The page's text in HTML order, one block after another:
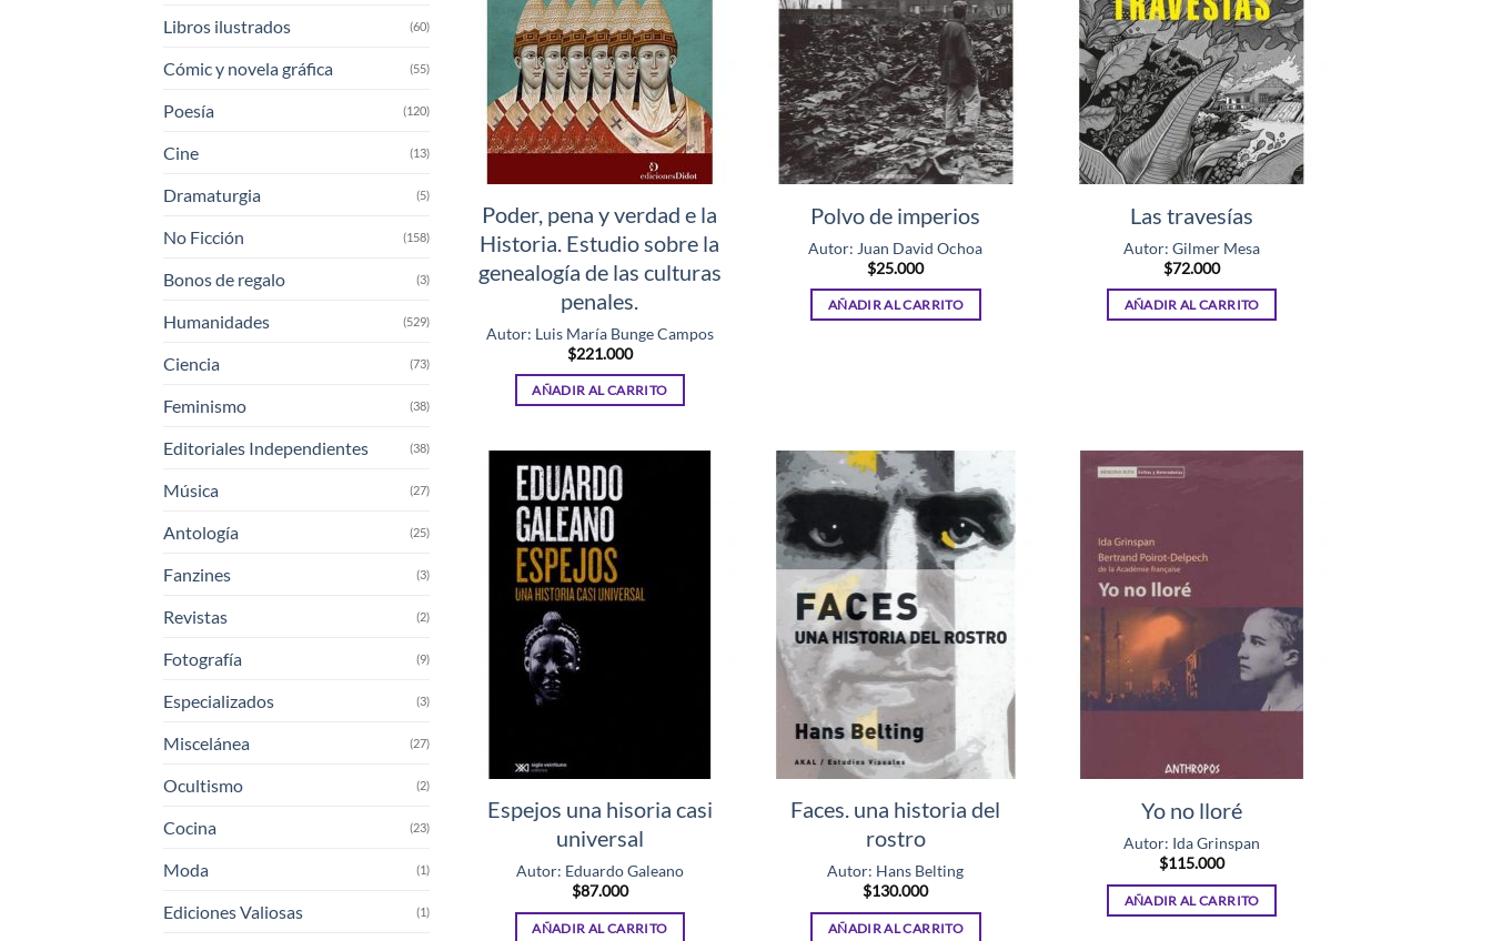
Libros ilustrados (60)
Cómic y novela gráfica (55)
Poesía (120)
Cine (13)
Dramaturgia (5)
No Ficción (158)
Bonos de regalo (3)
Humanidades (529)
Ciencia (73)
Feminismo (38)
Editoriales Independientes (38)
Música (27)
Antología (25)
Fanzines (3)
Revistas (2)
Fotografía (9)
Especializados (3)
Miscelánea (27)
Ocultismo (2)
Cocina (23)
Moda (1)
Ediciones Valiosas (1)
Poder, pena y verdad e la
Historia. Estudio sobre la
genealogía de las culturas
penales.
Autor: Luis María Bunge Campos
$221.000
AÑADIR AL CARRITO
Polvo de imperios
Autor: Juan David Ochoa
$25.000
AÑADIR AL CARRITO
Las travesías
Autor: Gilmer Mesa
$72.000
AÑADIR AL CARRITO
Espejos una hisoria casi
universal
Autor: Eduardo Galeano
$87.000
AÑADIR AL CARRITO
Faces. una historia del
rostro
Autor: Hans Belting
$130.000
AÑADIR AL CARRITO
Yo no lloré
Autor: Ida Grinspan
$115.000
AÑADIR AL CARRITO